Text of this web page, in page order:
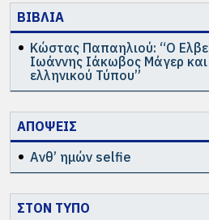
ΒΙΒΛΙΑ
Κώστας Παπαηλιού: “Ο
Ιωάννης Ιάκωβος Μάγερ
ελληνικού Τύπου”
ΑΠΟΨΕΙΣ
Ανθ’ ημών selfie
ΣΤΟΝ ΤΥΠΟ